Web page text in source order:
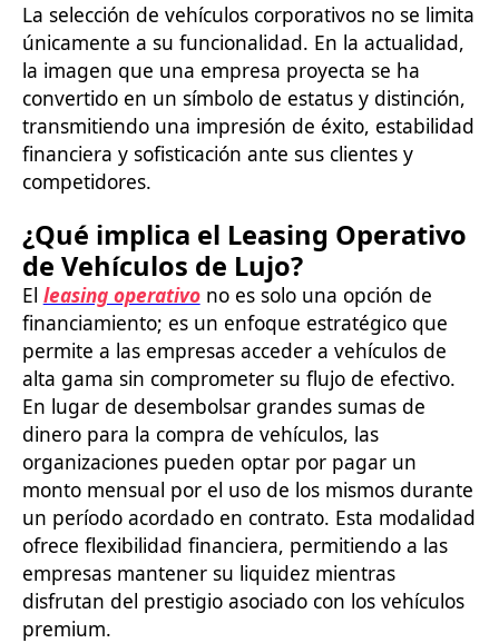
La selección de vehículos corporativos no se limita
únicamente a su funcionalidad. En la actualidad,
la imagen que una empresa proyecta se ha
convertido en un símbolo de estatus y distinción,
transmitiendo una impresión de éxito, estabilidad
financiera y sofisticación ante sus clientes y
competidores.
¿Qué implica el Leasing Operativo
de Vehículos de Lujo?
El leasing operativono es solo una opción de
financiamiento; es un enfoque estratégico que
permite a las empresas acceder a vehículos de
alta gama sin comprometer su flujo de efectivo.
En lugar de desembolsar grandes sumas de
dinero para la compra de vehículos, las
organizaciones pueden optar por pagar un
monto mensual por el uso de los mismos durante
un período acordado en contrato. Esta modalidad
ofrece flexibilidad financiera, permitiendo a las
empresas mantener su liquidez mientras
disfrutan del prestigio asociado con los vehículos
premium.